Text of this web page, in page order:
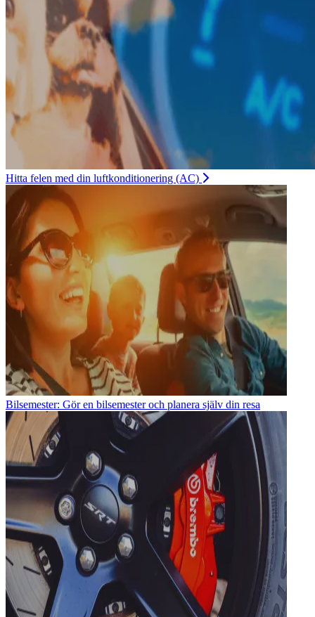
Hitta felen med din luftkonditionering (AC)
Bilsemester: Gör en bilsemester och planera själv din resa